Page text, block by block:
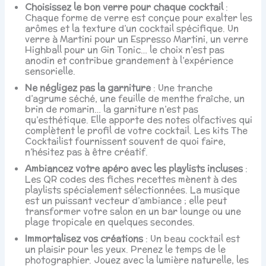
Choisissez le bon verre pour chaque cocktail:
Chaque forme de verre est conçue pour exalter les
arômes et la texture d’un cocktail spécifique. Un
verre à Martini pour un Espresso Martini, un verre
Highball pour un Gin Tonic… le choix n’est pas
anodin et contribue grandement à l’expérience
sensorielle.
Ne négligez pas la garniture: Une tranche
d’agrume séché, une feuille de menthe fraîche, un
brin de romarin… la garniture n’est pas
qu’esthétique. Elle apporte des notes olfactives qui
complètent le profil de votre cocktail. Les kits The
Cocktailist fournissent souvent de quoi faire,
n’hésitez pas à être créatif.
Ambiancez votre apéro avec les playlists incluses :
Les QR codes des fiches recettes mènent à des
playlists spécialement sélectionnées. La musique
est un puissant vecteur d’ambiance ; elle peut
transformer votre salon en un bar lounge ou une
plage tropicale en quelques secondes.
Immortalisez vos créations : Un beau cocktail est
un plaisir pour les yeux. Prenez le temps de le
photographier. Jouez avec la lumière naturelle, les